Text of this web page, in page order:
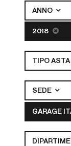
ANNO
2018
TIPO ASTA
SEDE
GARAGE